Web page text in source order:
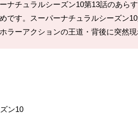
ナチュラルシーズン10第13話のあら
です。スーパーナチュラルシーズン
ラーアクションの王道・背後に突然現
ン10